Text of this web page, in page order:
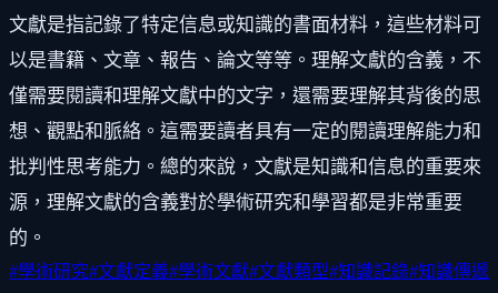
文獻是指記錄了特定信息或知識的書面材料，這些材料可
以是書籍、文章、報告、論文等等。理解文獻的含義，不
僅需要閱讀和理解文獻中的文字，還需要理解其背後的思
想、觀點和脈絡。這需要讀者具有一定的閱讀理解能力和
批判性思考能力。總的來說，文獻是知識和信息的重要來
源，理解文獻的含義對於學術研究和學習都是非常重要
的。
#學術研究#文獻定義#學術文獻#文獻類型#知識記錄#知識傳遞